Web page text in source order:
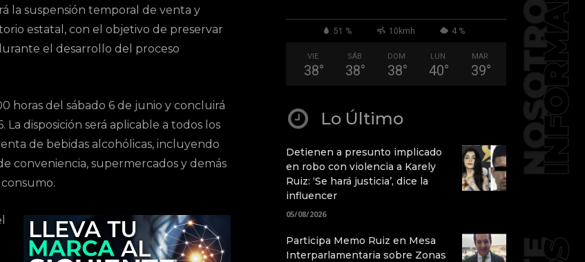
la suspensión temporal de venta y
estatal, con el objetivo de preservar
el desarrollo del proceso
horas del sábado 6 de junio y concluirá
disposición será aplicable a todos los
de bebidas alcohólicas, incluyendo
conveniencia, supermercados y demás
51 % 10kmh 4 %
VIE
38°
SÁB
38°
DOM
38°
LUN
40°
MAR
39°
Lo Último
Detienen a presunto implicado
en robo con violencia a Karely
Ruiz: ‘Se hará justicia’, dice la
influencer
05/08/2026
Participa Memo Ruiz en Mesa
Interparlamentaria sobre Zonas